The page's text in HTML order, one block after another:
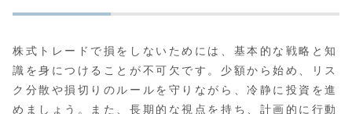
株式トレードで損をしないためには、基本的な戦略と知
識を身につけることが不可欠です。少額から始め、リス
ク分散や損切りのルールを守りながら、冷静に投資を進
めましょう。また、長期的な視点を持ち、計画的に行動